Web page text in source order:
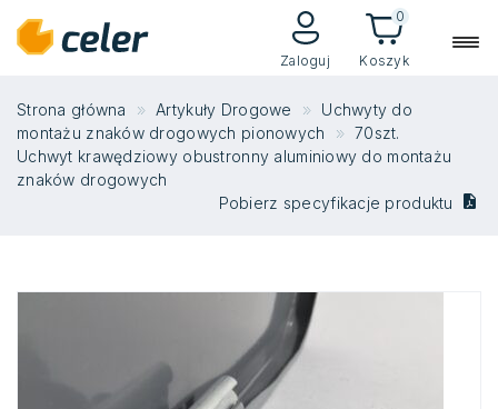
Zaloguj Koszyk
0
Strona główna Artykuły Drogowe
Uchwyty do
montażu znaków drogowych pionowych
70szt.
Uchwyt krawędziowy obustronny aluminiowy do montażu
znaków drogowych
Pobierz specyfikacje produktu